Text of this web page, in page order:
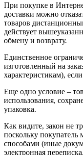
При покупке в
доставки можно
товаров
действует
обмену и возврату.
Единственное
изготовленный на
характеристикам),
Еще одно условие –
использования,
упаковка.
Как видите, закон не
поскольку
способами (иные
электронная